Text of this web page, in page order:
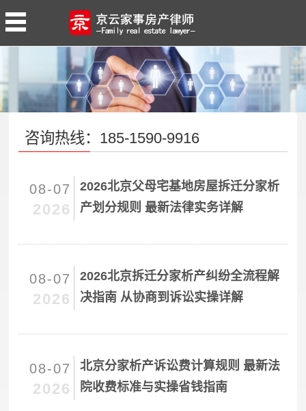
咨询热线：185-1590-9916
08-07
2026
2026北京父母宅基地房屋拆迁分家析
产划分规则 最新法律实务详解
08-07
2026
2026北京拆迁分家析产纠纷全流程解
决指南 从协商到诉讼实操详解
08-07
2026
北京分家析产诉讼费计算规则 最新法
院收费标准与实操省钱指南